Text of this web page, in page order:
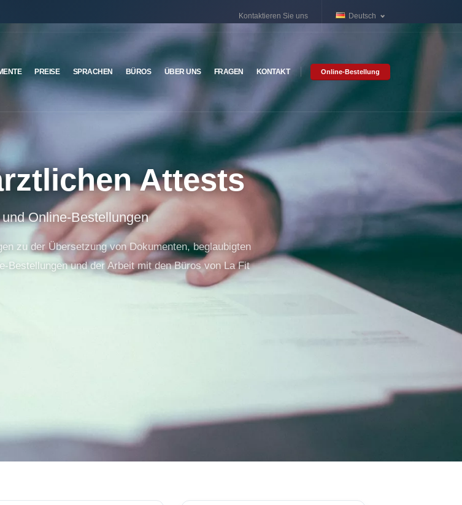
Kontaktieren Sie uns Deutsch
PREISE SPRACHEN BÜROS ÜBER UNS FRAGEN KONTAKT Online-Bestellung
Attests
Online-Bestellungen
zu der Übersetzung von Dokumenten, beglaubigten
Bestellungen und der Arbeit mit den Büros von La Fit